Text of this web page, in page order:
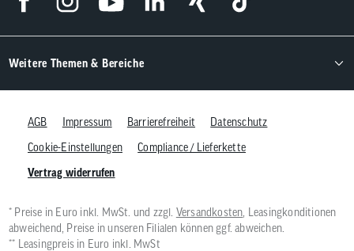
Weitere Themen & Bereiche
AGB Impressum Barrierefreiheit
Datenschutz
Cookie-Einstellungen
Compliance / Lieferkette
Vertrag widerrufen
* Preise in Euro inkl. MwSt. und zzgl. Versandkosten, Leasingkonditionen
abweichend, Preise in unseren Filialen können ggf. abweichen.
** Leasingpreis in Euro inkl. MwSt